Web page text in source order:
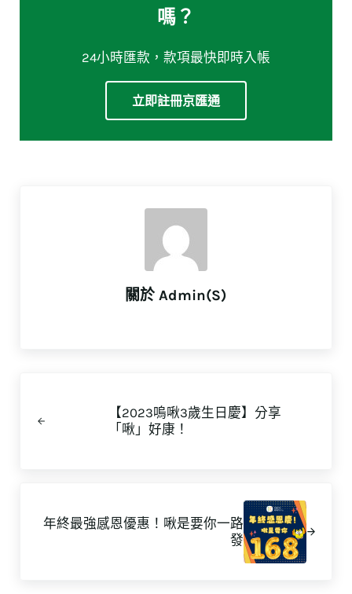
嗎？
24小時匯款，款項最快即時入帳
立即註冊京匯通
關於Admin(S)
【2023嗚啾3歲生日慶】分享
「啾」好康！
年終最強感恩優惠！啾是要你一路
發